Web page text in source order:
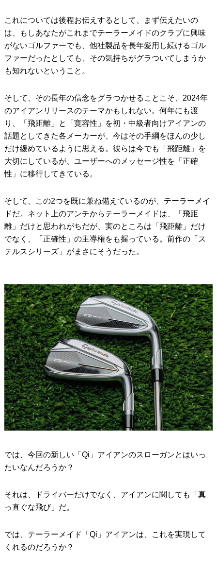
これについては後程お伝えするとして、まず伝えたいの
は、もしあなたがこれまでテーラーメイドのクラブに興味
がないゴルファーでも、他社製品を長年愛用し続けるゴル
ファーだったとしても、その気持ちがグラついてしまうか
も知れないということ。
そして、その長年の信念をグラつかせることこそ、2024年
のアイアンリリースのテーマかもしれない。何年にも渡
り、「飛距離」と「寛容性」を初・中級者向けアイアンの
話題としてきた各メーカーが、今はその手綱をほんの少し
だけ緩めているように思える。彼らは今でも「飛距離」を
大切にしているが、ユーザーへのメッセージ性を「正確
性」に移行してきている。
そして、この2つを既に兼ね備えているのが、テーラーメイ
ドだ。ネット上のアンチからテーラーメイドは、「飛距
離」だけと思われがちだが、実のところは「飛距離」だけ
でなく、「正確性」の主導権をも握っている。前作の「ス
テルスシリーズ」がまさにそうだった。
では、今回の新しい「Qi」アイアンのスローガンとはいっ
たいなんだろうか？
それは、ドライバーだけでなく、アイアンに関しても「真
っ直ぐな飛び」だ。
では、テーラーメイド「Qi」アイアンは、これを実現して
くれるのだろうか？
Our Team 私たちのチーム
Our Mission 私たちの使命
ABOUT US MyGolfSpyJapanとは？